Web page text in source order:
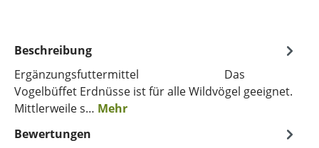
Beschreibung
Ergänzungsfuttermittel Das
Vogelbüffet Erdnüsse ist für alle Wildvögel geeignet.
Mittlerweile s… Mehr
Bewertungen